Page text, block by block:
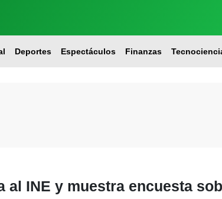
Deportes Espectáculos Finanzas
INE y muestra encuesta